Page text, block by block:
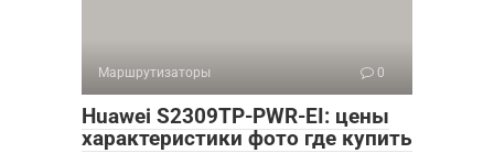
Маршрутизаторы 0
Huawei S2309TP-PWR-EI: цены
характеристики фото где купить